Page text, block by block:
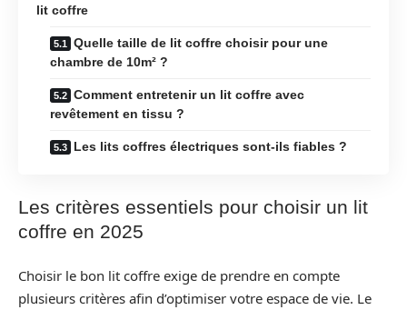
lit coffre
Quelle taille de lit coffre choisir pour une
chambre de 10m² ?
Comment entretenir un lit coffre avec
revêtement en tissu ?
Les lits coffres électriques sont-ils fiables ?
Les critères essentiels pour choisir un lit
coffre en 2025
Choisir le bon lit coffre exige de prendre en compte
plusieurs critères afin d’optimiser votre espace de vie. Le